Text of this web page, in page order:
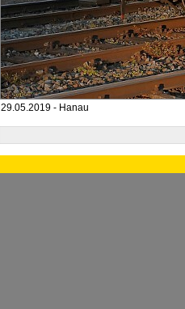
29.05.2019 - Hanau